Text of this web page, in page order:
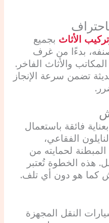
الأثاث بجميع
بدءًا من غرف
والأثاث الفاخر.
تضمن سرعة الإنجاز
فائقة باستعمال
الفقاعي،
المبطنة لحمايته من
هذه الخطوة تُعتبر
كما هو دون أي تلف.
النقل المجهزة